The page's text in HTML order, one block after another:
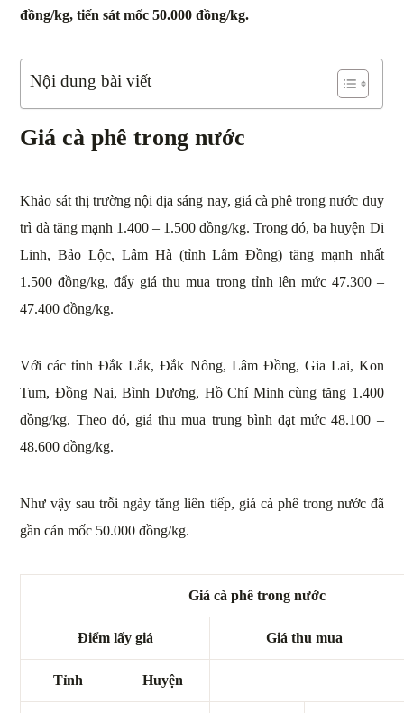
đồng/kg, tiến sát mốc 50.000 đồng/kg.
Nội dung bài viết
Giá cà phê trong nước
Khảo sát thị trường nội địa sáng nay, giá cà phê trong nước duy
trì đà tăng mạnh 1.400 – 1.500 đồng/kg. Trong đó, ba huyện Di
Linh, Bảo Lộc, Lâm Hà (tỉnh Lâm Đồng) tăng mạnh nhất
1.500 đồng/kg, đẩy giá thu mua trong tỉnh lên mức 47.300 –
47.400 đồng/kg.
Với các tỉnh Đắk Lắk, Đắk Nông, Lâm Đồng, Gia Lai, Kon
Tum, Đồng Nai, Bình Dương, Hồ Chí Minh cùng tăng 1.400
đồng/kg. Theo đó, giá thu mua trung bình đạt mức 48.100 –
48.600 đồng/kg.
Như vậy sau trỗi ngày tăng liên tiếp, giá cà phê trong nước đã
gần cán mốc 50.000 đồng/kg.
Giá cà phê trong nước
Điểm lấy giá Giá thu mua
Tỉnh Huyện